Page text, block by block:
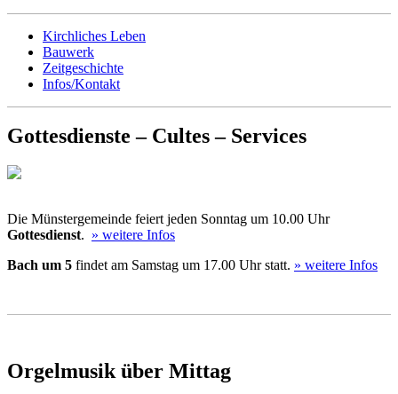
Kirchliches Leben
Bauwerk
Zeitgeschichte
Infos/Kontakt
Gottesdienste – Cultes – Services
Die Münstergemeinde feiert jeden Sonntag um 10.00 Uhr
Gottesdienst. » weitere Infos
Bach um 5 findet am Samstag um 17.00 Uhr statt. » weitere Infos
Orgelmusik über Mittag